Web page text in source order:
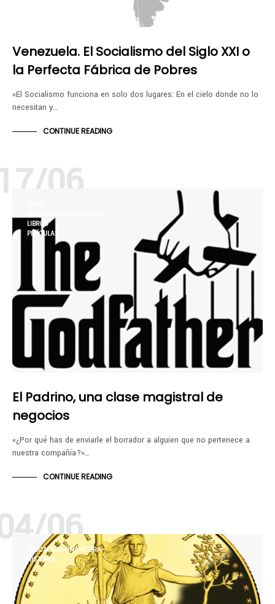
Venezuela. El Socialismo del Siglo XXI o
la Perfecta Fábrica de Pobres
«El Socialismo funciona en solo dos lugares: En el cielo donde no lo
necesitan y…
CONTINUE READING
06
LIBROS
PELÍCULAS
El Padrino, una clase magistral de
negocios
«¿Por qué has de enviarle el borrador a alguien que no pertenece a
nuestra compañía?»…
CONTINUE READING
06
EDUCACIÓN FINANCIERA
HISTORIA